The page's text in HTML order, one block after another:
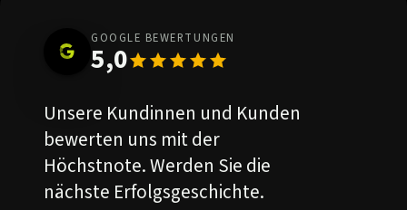
GOOGLE BEWERTUNGEN
5,0
Unsere Kundinnen und Kunden
bewerten uns mit der
Höchstnote. Werden Sie die
nächste Erfolgsgeschichte.